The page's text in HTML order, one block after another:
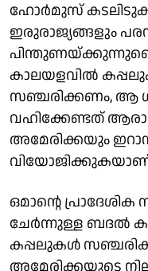
ഹോർമുസ്
ഇരുരാജ്യങ്ങളും
കാലയളവിൽ
സഞ്ചരിക്കണം, ആ
വഹിക്കേണ്ടത്
അമേരിക്കയും
ഒമാന്റെ
ചേർന്നുള്ള ബദൽ
കപ്പലുകൾ
അമേരിക്കയുടെ